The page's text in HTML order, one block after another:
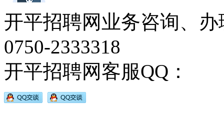
开平招聘网业务咨询、
0750-2333318
开平招聘网客服QQ：